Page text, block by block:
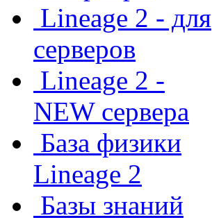
Lineage 2 - для
серверов
Lineage 2 -
NEW сервера
База физики
Lineage 2
Базы знаний